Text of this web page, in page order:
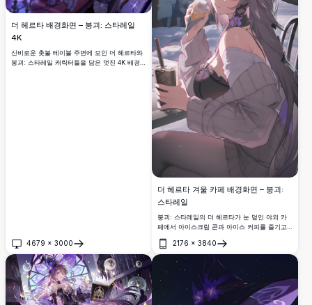
더 헤르타 배경화면 – 붕괴: 스타레일
4K
신비로운 촛불 테이블 주변에 모인 더 헤르타와
붕괴: 스타레일 캐릭터들을 담은 멋진 4K 배경화
4679 × 3000
열기
더 헤르타 겨울 카페 배경화면 – 붕괴:
스타레일
붕괴: 스타레일의 더 헤르타가 눈 덮인 야외 카
페에서 아이스크림 콘과 아이스 커피를 즐기고
오프숄더 의상이 돋보이는 멋진 4K 고해상도 애
니메이션 아트워크.
2176 × 3840
열기